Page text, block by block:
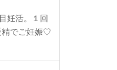
妊活。１回
精でご妊娠♡